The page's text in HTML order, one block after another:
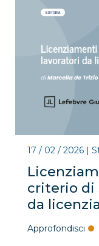
criterio di
da
17 / 02 / 2026|
Approfondisci